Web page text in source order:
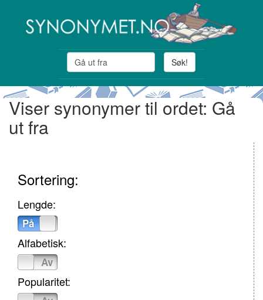
Søk!
Viser synonymer til ordet: Gå
ut fra
Sortering:
Lengde:
På
Alfabetisk:
Av
Popularitet: